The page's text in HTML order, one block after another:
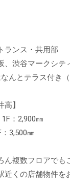
ランス・共用部
、渋谷マークシテ
んとテラス付き
高】
1F：2,900㎜
3,500㎜
ん複数フロアでも
近くの店舗物件を